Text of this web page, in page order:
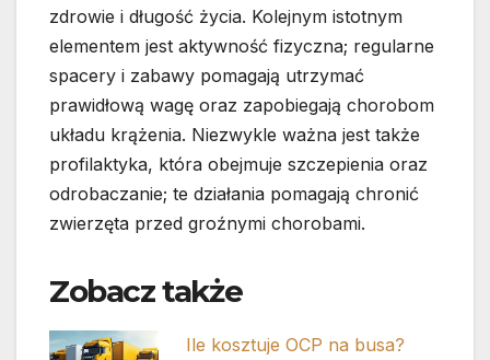
zdrowie i długość życia. Kolejnym istotnym
elementem jest aktywność fizyczna; regularne
spacery i zabawy pomagają utrzymać
prawidłową wagę oraz zapobiegają chorobom
układu krążenia. Niezwykle ważna jest także
profilaktyka, która obejmuje szczepienia oraz
odrobaczanie; te działania pomagają chronić
zwierzęta przed groźnymi chorobami.
Zobacz także
Ile kosztuje OCP na busa?